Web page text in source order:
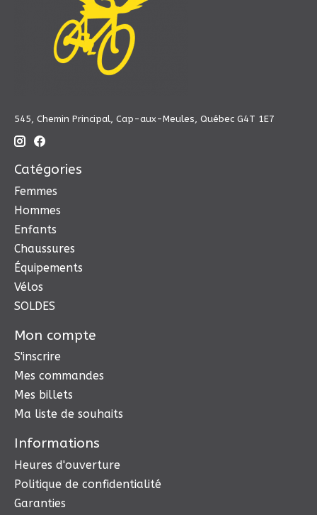
545, Chemin Principal, Cap-aux-Meules, Québec G4T 1E7
Catégories
Femmes
Hommes
Enfants
Chaussures
Équipements
Vélos
SOLDES
Mon compte
S'inscrire
Mes commandes
Mes billets
Ma liste de souhaits
Informations
Heures d'ouverture
Politique de confidentialité
Garanties